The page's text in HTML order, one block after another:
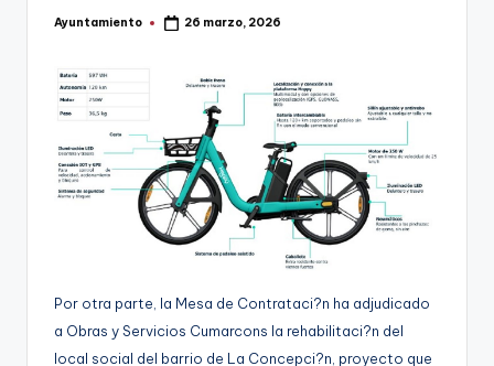
Publicado
Ayuntamiento 26 marzo, 2026
Por otra parte, la Mesa de Contrataci?n ha adjudicado
a Obras y Servicios Cumarcons la rehabilitaci?n del
local social del barrio de La Concepci?n, proyecto que